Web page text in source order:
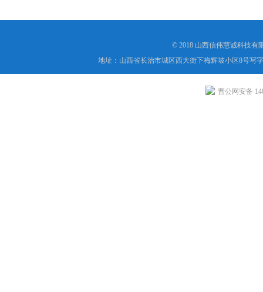
© 2018 山西信伟慧诚科技有
地址：山西省长治市城区西大街下梅辉坡小区8号写
晋公网安备